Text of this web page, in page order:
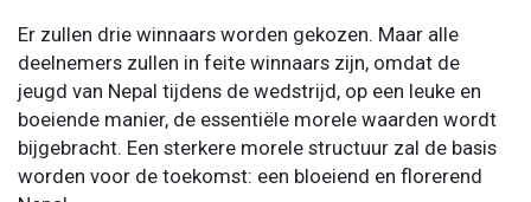
Er zullen drie winnaars worden gekozen. Maar alle
deelnemers zullen in feite winnaars zijn, omdat de
jeugd van Nepal tijdens de wedstrijd, op een leuke en
boeiende manier, de essentiële morele waarden wordt
bijgebracht. Een sterkere morele structuur zal de basis
worden voor de toekomst: een bloeiend en florerend